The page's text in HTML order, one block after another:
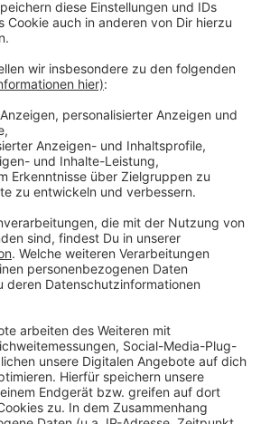
Handdesinfektion
Keime sind bundesweit ein
Bei ihnen stoßen
an ihre Grenzen. Oft gibt es dann
2008 ist
Saubere Hände gestartet. Es
nationale Kampagne zur
Unterstützt wird sie
Basis für mehr
ist die Umsetzung des WHO-
der Händedesinfektion".